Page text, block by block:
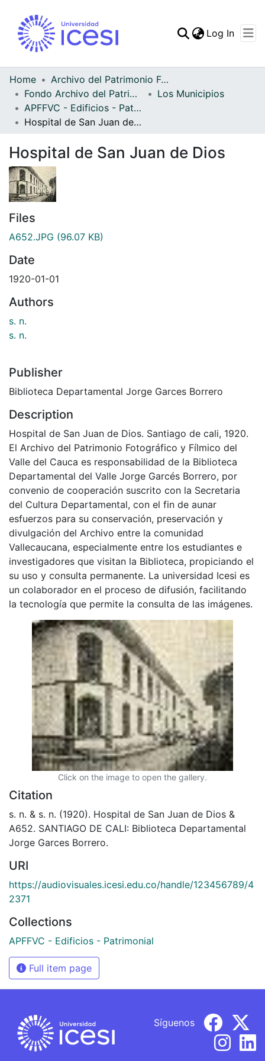
Statistics
Log In
Home
Archivo del Patrimonio Fotográfico y Fílmico del Valle del Cauca
Fondo Archivo del Patrimonio Fotográfico y Fílmico del Valle del Cauca
Los Municipios
APFFVC - Edificios - Patrimonial
Hospital de San Juan de Dios
Hospital de San Juan de Dios
Files
A652.JPG (96.07 KB)
Date
1920-01-01
Authors
s. n.
s. n.
Publisher
Biblioteca Departamental Jorge Garces Borrero
Description
Hospital de San Juan de Dios. Santiago de cali, 1920.
El Archivo del Patrimonio Fotográfico y Fílmico del
Valle del Cauca es responsabilidad de la Biblioteca
Departamental del Valle Jorge Garcés Borrero, por
convenio de cooperación suscrito con la Secretaria
del Cultura Departamental, con el fin de aunar
esfuerzos para su conservación, preservación y
divulgación del Archivo entre la comunidad
Vallecaucana, especialmente entre los estudiantes e
investigadores que visitan la Biblioteca, propiciando el
su uso y consulta permanente. La universidad Icesi es
un colaborador en el proceso de difusión, facilitando
la tecnología que permite la consulta de las imágenes.
Click on the image to open the gallery.
Citation
s. n. & s. n. (1920). Hospital de San Juan de Dios &
A652. SANTIAGO DE CALI: Biblioteca Departamental
Jorge Garces Borrero.
URI
https://audiovisuales.icesi.edu.co/handle/123456789/4
2371
Collections
APFFVC - Edificios - Patrimonial
Full item page
Síguenos